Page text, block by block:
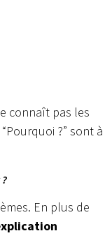
connaît pas les
?” sont à
En plus de